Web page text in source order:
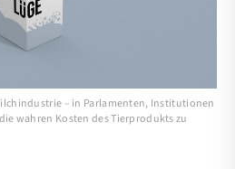
–​​ in Parlamenten, Institutionen
wahren Kosten des Tierprodukts zu